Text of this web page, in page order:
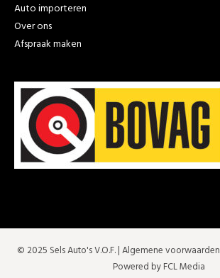
Auto importeren
Over ons
Afspraak maken
© 2025 Sels Auto's V.O.F. |Algemene voorwaarden
Powered by FCL Media